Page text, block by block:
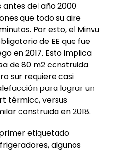
antes del año 2000
que todo su aire
Por esto, el Minvu
de EE que fue
en 2017. Esto implica
de 80 m2 construida
sur requiere casi
para lograr un
térmico, versus
construida en 2018.
etiquetado
algunos